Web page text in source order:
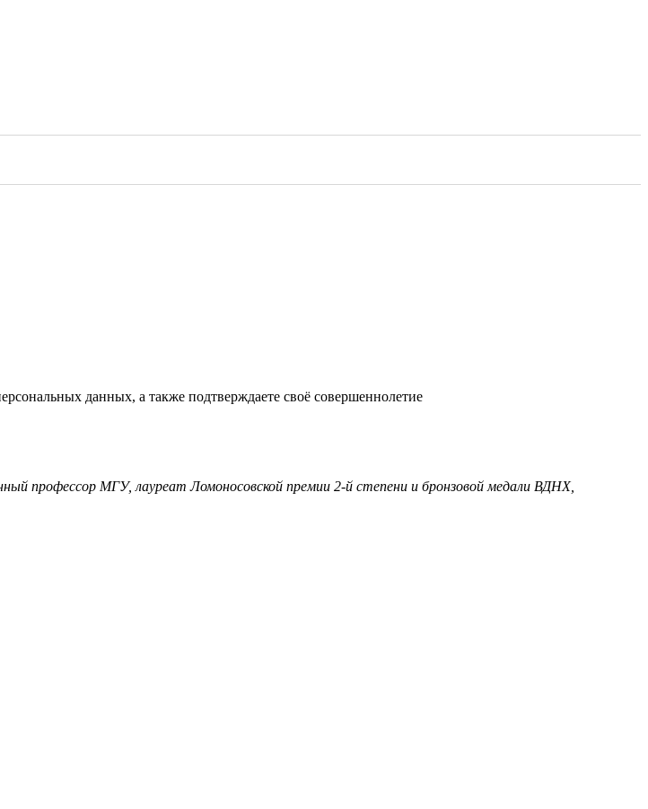
данных, а также подтверждаете своё совершеннолетие
профессор МГУ, лауреат Ломоносовской премии 2-й степени и бронзовой медали ВДНХ,